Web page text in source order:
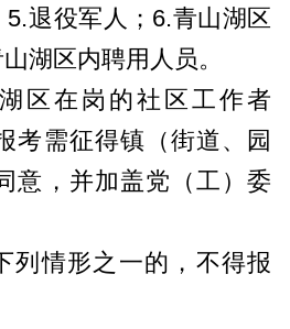
退役军人；6.青山湖区
湖区内聘用人员。
区在岗的社区工作者
考需征得镇（街道、园
意，并加盖党（工）委
列情形之一的，不得报